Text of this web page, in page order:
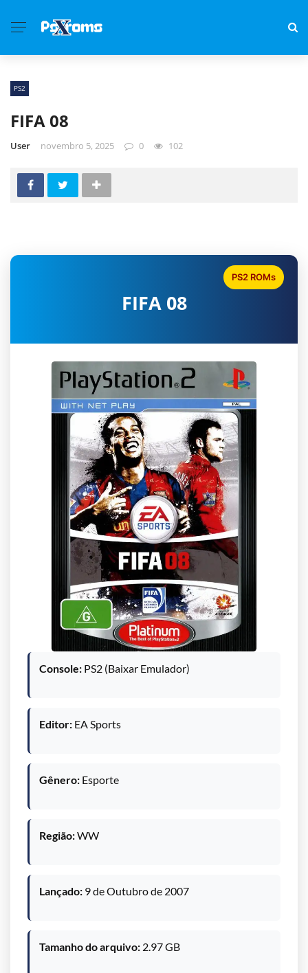
PS2
FIFA 08
User novembro 5, 2025 0 102
FIFA 08
PS2 ROMs
Console: PS2 (Baixar Emulador)
Editor: EA Sports
Gênero: Esporte
Região:WW
Lançado: 9 de Outubro de 2007
Tamanho do arquivo: 2.97 GB